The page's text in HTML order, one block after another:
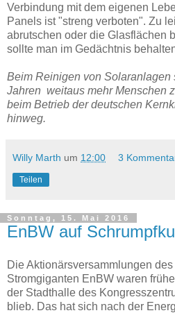
Verbindung mit dem eigenen
Panels ist "streng verboten". Zu
abrutschen oder die Glasflächen
sollte man im Gedächtnis
Beim Reinigen von Solaranlagen
Jahren weitaus mehr Menschen
beim Betrieb der deutschen
hinweg.
Willy Marth um 12:00 3
Teilen
Sonntag, 15. Mai 2016
EnBW auf
Die Aktionärsversammlungen
Stromgiganten EnBW waren
der Stadthalle des
blieb. Das hat sich nach der